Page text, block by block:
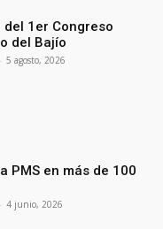
del 1er Congreso
del Bajío
- 5 agosto, 2026
PMS en más de 100
- 4 junio, 2026